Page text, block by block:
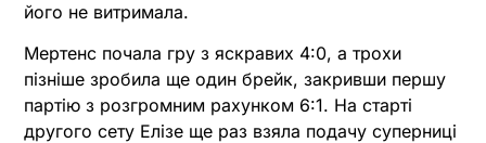
його не витримала.
Мертенс почала гру з яскравих 4:0, а трохи
пізніше зробила ще один брейк, закривши першу
партію з розгромним рахунком 6:1. На старті
другого сету Елізе ще раз взяла подачу суперниці